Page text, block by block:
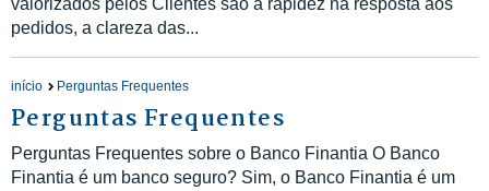
valorizados pelos Clientes são a rapidez na resposta aos
pedidos, a clareza das...
início Perguntas Frequentes
Perguntas Frequentes
Perguntas Frequentes sobre o Banco Finantia O Banco
Finantia é um banco seguro? Sim, o Banco Finantia é um